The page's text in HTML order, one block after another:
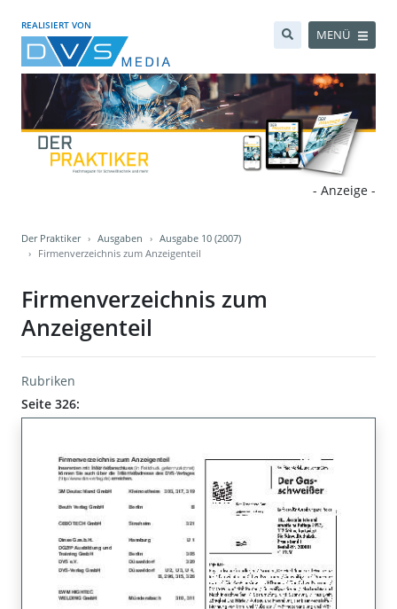
REALISIERT VON
MENÜ
- Anzeige -
Der Praktiker Ausgaben
Ausgabe 10 (2007)
Firmenverzeichnis zum Anzeigenteil
Firmenverzeichnis zum
Anzeigenteil
Rubriken
Seite 326: